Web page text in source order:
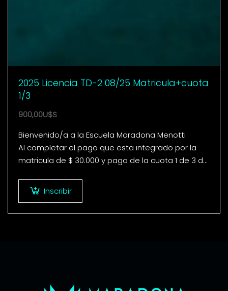
2025 Licencia TD-2 08/25 Matricula+cuota
1/3
900,00U$S
Bienvenido/a a la Escuela Maradona Menotti
Al completar el pago que esta integrado por la
matricula de $ 30.000 y pago de la cuota 1 de 3 del
Inscribir